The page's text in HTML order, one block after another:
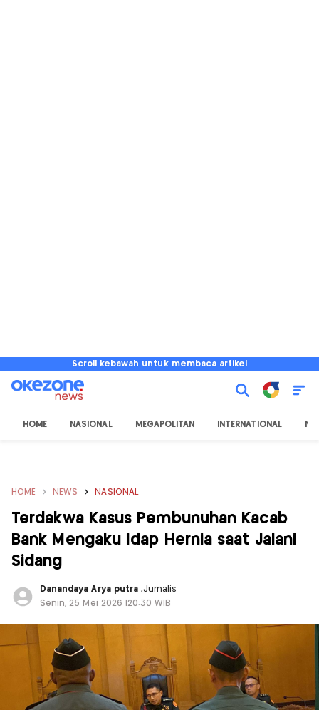
Scroll kebawah untuk membaca artikel
HOME NASIONAL MEGAPOLITAN INTERNATIONAL
HOME NEWS NASIONAL
Terdakwa Kasus Pembunuhan Kacab
Bank Mengaku Idap Hernia saat Jalani
Sidang
Danandaya Arya putra,Jurnalis
Senin, 25 Mei 2026 |20:30 WIB